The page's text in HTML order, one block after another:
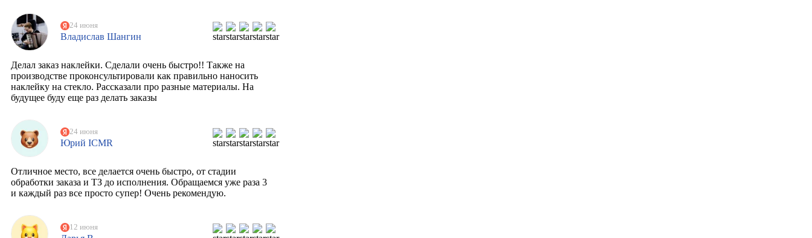
24 июня
Владислав Шангин
Делал заказ наклейки. Сделали очень быстро!! Также на
производстве проконсультировали как правильно наносить
наклейку на стекло. Рассказали про разные материалы. На
будущее буду еще раз делать заказы
24 июня
Юрий ICMR
Отличное место, все делается очень быстро, от стадии
обработки заказа и ТЗ до исполнения. Обращаемся уже раза 3
и каждый раз все просто супер! Очень рекомендую.
12 июня